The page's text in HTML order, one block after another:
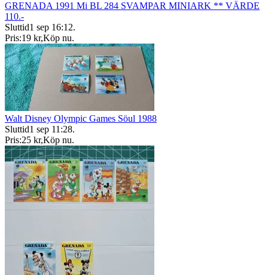
GRENADA 1991 Mi BL 284 SVAMPAR MINIARK ** VÄRDE
110.-
Sluttid1 sep 16:12.
Pris:19 kr,Köp nu.
Walt Disney Olympic Games Söul 1988
Sluttid1 sep 11:28.
Pris:25 kr,Köp nu.